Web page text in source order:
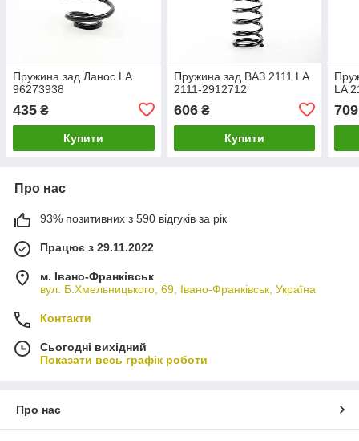
Пружина зад Ланос LA
96273938
435 ₴
Купити
Пружина зад ВАЗ 2111 LA
2111-2912712
606₴
Купити
LA
709
Про нас
93% позитивних з 590 відгуків за рік
Працює з 29.11.2022
м. Івано-Франківськ
вул. Б.Хмельницького, 69, Івано-Франківськ, Україна
Контакти
Сьогодні вихідний
Показати весь графік роботи
Про нас